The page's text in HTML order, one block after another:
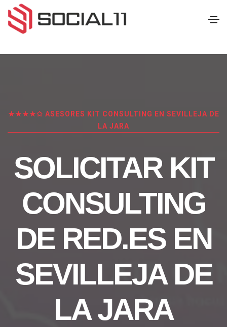
★★★★✩ ASESORES KIT CONSULTING EN SEVILLEJA DE
LA JARA
SOLICITAR KIT
CONSULTING
DE RED.ES EN
SEVILLEJA DE
LA JARA